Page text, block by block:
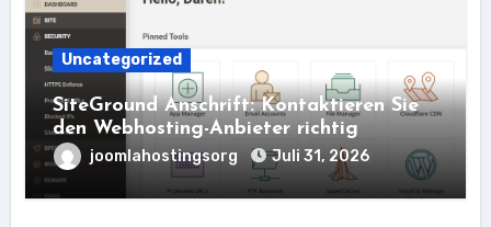
Uncategorized
SiteGround Anschrift: Kontaktieren Sie
den Webhosting-Anbieter richtig
joomlahostingsorg Juli 31, 2026